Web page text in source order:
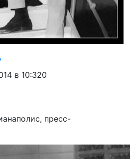
в 10:320
пресс-